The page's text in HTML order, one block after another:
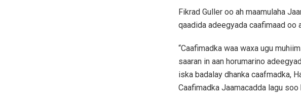
Fikrad Guller oo ah maamulaha
qaadida adeegyada caafimaad oo
“Caafimadka waa waxa ugu
saaran in aan horumarino
iska badalay dhanka caafmadka,
Caafimadka Jaamacadda lagu